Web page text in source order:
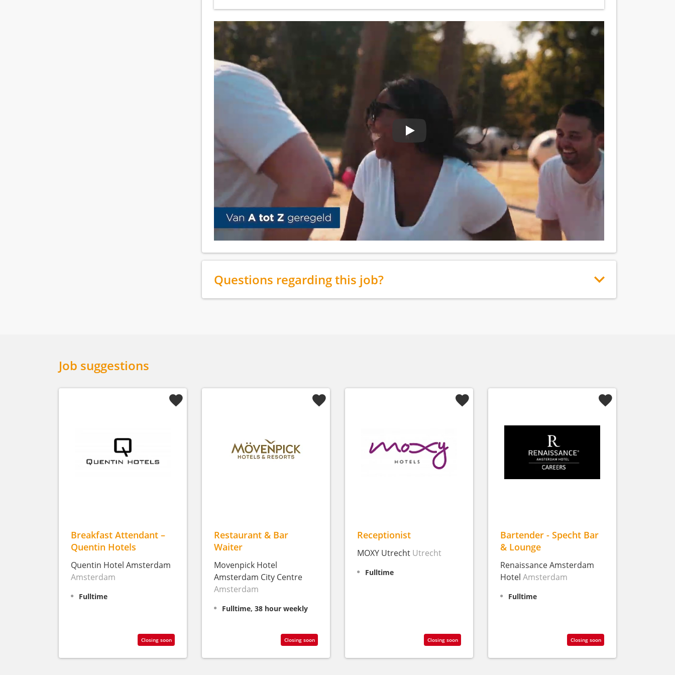
Questions regarding this job?
Job suggestions
Breakfast Attendant –
Quentin Hotels
Quentin Hotel Amsterdam
Amsterdam
Fulltime
Closing soon
Restaurant & Bar
Waiter
Movenpick Hotel
Amsterdam City Centre
Amsterdam
Fulltime, 38 hour weekly
Closing soon
Receptionist
MOXY Utrecht Utrecht
Fulltime
Closing soon
Bartender - Specht Bar
& Lounge
Renaissance Amsterdam
Hotel Amsterdam
Fulltime
Closing soon